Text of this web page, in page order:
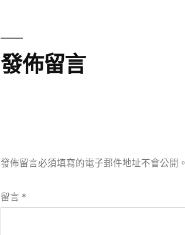
發佈留言
發佈留言必須填寫的電子郵件地址不會公開。
留言 *